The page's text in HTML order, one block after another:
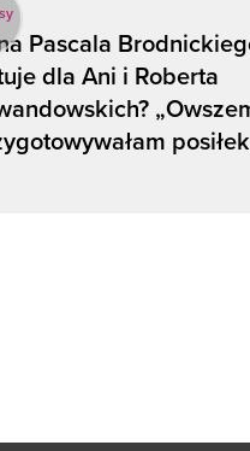
Pascala
dla Ani i Roberta